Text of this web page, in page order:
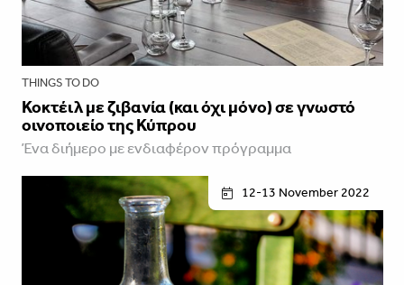
THINGS TO DO
Κοκτέιλ με ζιβανία (και όχι μόνο) σε γνωστό
οινοποιείο της Κύπρου
Ένα διήμερο με ενδιαφέρον πρόγραμμα
12-13 November 2022